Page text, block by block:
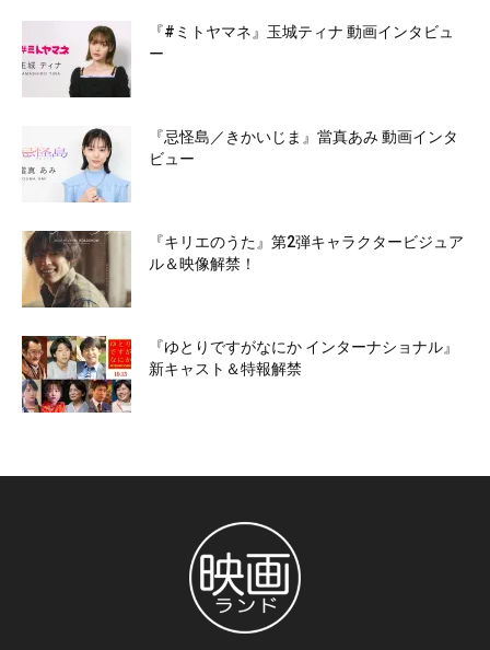
『#ミトヤマネ』玉城ティナ 動画インタビュ
ー
『忌怪島／きかいじま』當真あみ 動画インタ
ビュー
『キリエのうた』第2弾キャラクタービジュア
ル＆映像解禁！
『ゆとりですがなにか インターナショナル』
新キャスト＆特報解禁